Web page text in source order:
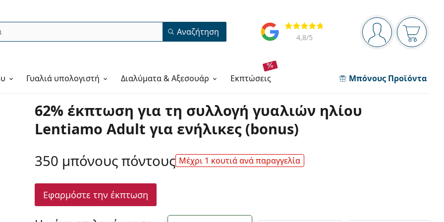
Πίνακας πλοήγησης
Είστε
Το
Αξιολογήσεις
4,8/5
Αναζήτηση
Γυαλιά υπολογιστή Διαλύματα & Αξεσουάρ εκπτώσεις Μπόνους Προϊόντα
62% έκπτωση για τη συλλογή γυαλιών ηλίου
Lentiamo Adult για ενήλικες (bonus)
350 μπόνους πόντους Μέχρι 1 κουτιά ανά παραγγελία
Εφαρμόστε την έκπτωση